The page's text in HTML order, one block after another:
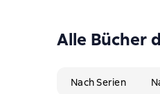
Alle Bücher
Nach Serien